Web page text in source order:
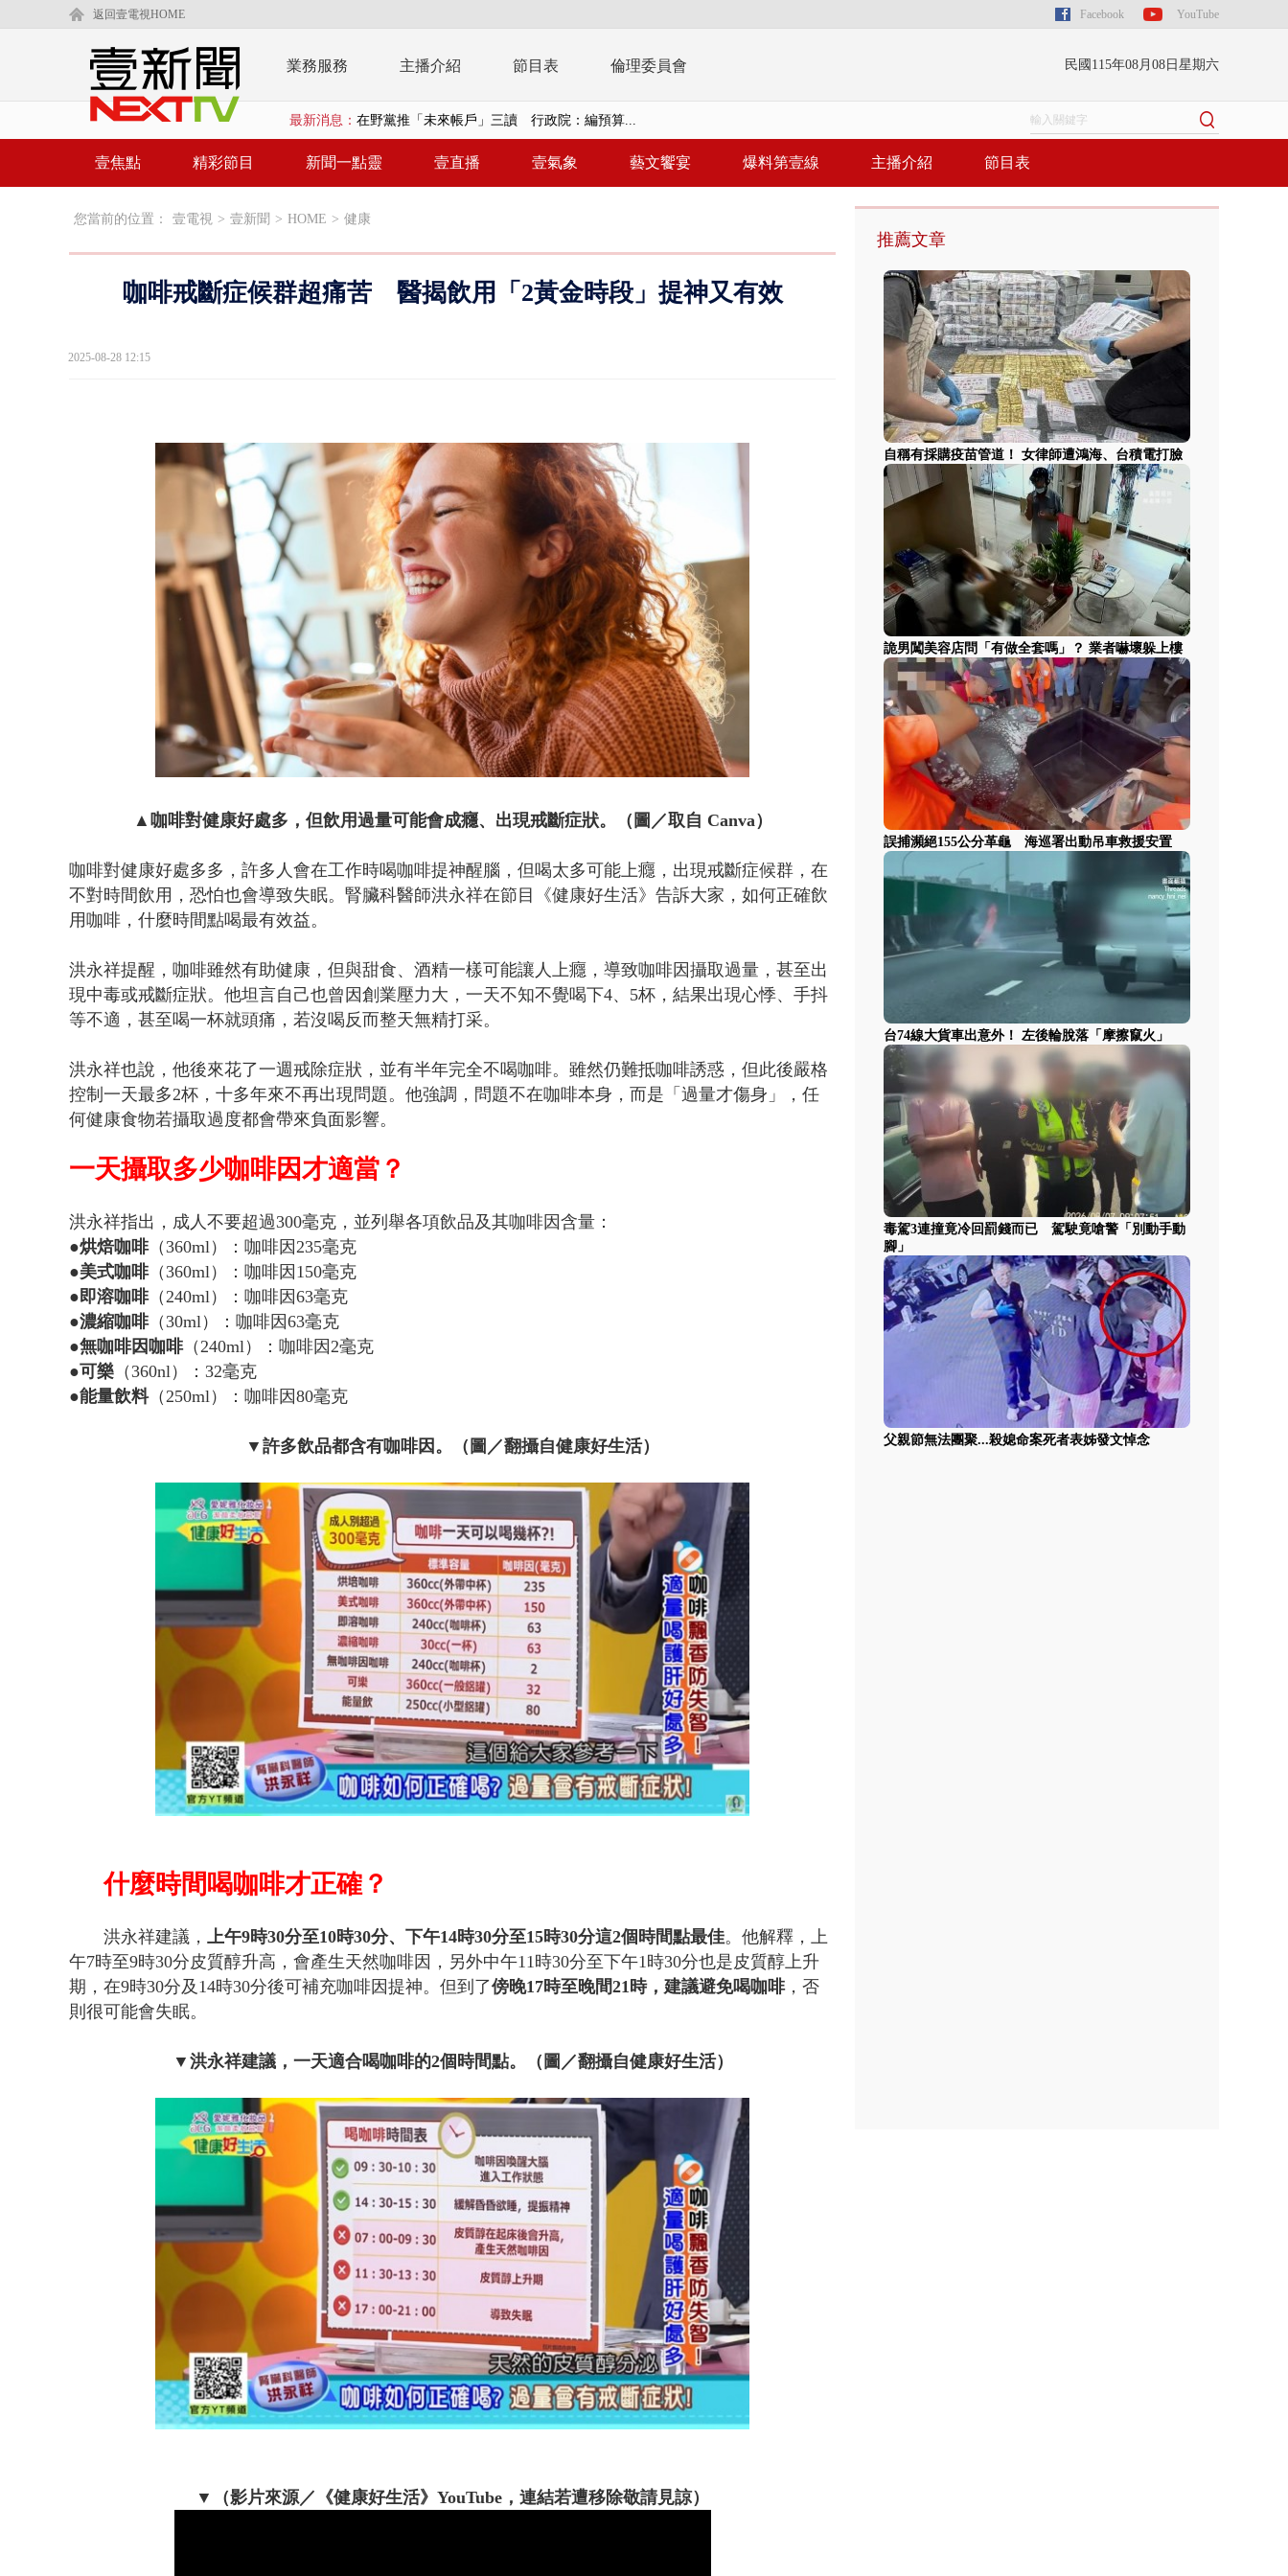
返回壹電視HOME Facebook YouTube
業務服務 主播介紹 節目表 倫理委員會 民國115年08月08日星期六
最新消息： 【新聞一點靈】慈濟遭詐10.6億未提告 網友...
蔣萬安提「南有大安森林公園、北有榮星」周...
壹焦點 精彩節目 新聞一點靈 壹直播 壹氣象 藝文饗宴 爆料第壹線 主播介紹 節目表
您當前的位置： 壹電視 > 壹新聞 > HOME > 健康
咖啡戒斷症候群超痛苦 醫揭飲用「2黃金時段」提神又有效
2025-08-28 12:15
▲咖啡對健康好處多，但飲用過量可能會成癮、出現戒斷症狀。 （圖／取自 Canva）
咖啡對健康好處多多，許多人會在工作時喝咖啡提神醒腦，但喝太多可能上癮，出現戒斷症候群，在
不對時間飲用，恐怕也會導致失眠。腎臟科醫師洪永祥在節目《健康好生活》告訴大家，如何正確飲
用咖啡，什麼時間點喝最有效益。
洪永祥提醒，咖啡雖然有助健康，但與甜食、酒精一樣可能讓人上癮，導致咖啡因攝取過量，甚至出
現中毒或戒斷症狀。他坦言自己也曾因創業壓力大，一天不知不覺喝下4、5杯，結果出現心悸、手抖
等不適，甚至喝一杯就頭痛，若沒喝反而整天無精打采。
洪永祥也說，他後來花了一週戒除症狀，並有半年完全不喝咖啡。雖然仍難抵咖啡誘惑，但此後嚴格
控制一天最多2杯，十多年來不再出現問題。他強調，問題不在咖啡本身，而是「過量才傷身」，任
何健康食物若攝取過度都會帶來負面影響。
一天攝取多少咖啡因才適當？
洪永祥指出，成人不要超過300毫克，並列舉各項飲品及其咖啡因含量：
●烘焙咖啡（360ml）：咖啡因235毫克
●美式咖啡（360ml）：咖啡因150毫克
●即溶咖啡（240ml）：咖啡因63毫克
●濃縮咖啡（30ml）：咖啡因63毫克
●無咖啡因咖啡（240ml）：咖啡因2毫克
●可樂 （360nl）：32毫克
●能量飲料（250ml）：咖啡因80毫克
▼許多飲品都含有咖啡因。（圖／翻攝自健康好生活）
什麼時間喝咖啡才正確？
洪永祥建議， 上午9時30分至10時30分、下午14時30分至15時30分這2個時間點最佳。他解釋，上
午7時至9時30分皮質醇升高，會產生天然咖啡因，另外中午11時30分至下午1時30分也是皮質醇上升
期，在9時30分及14時30分後可補充咖啡因提神。但到了傍晚17時至晚間21時，建議避免喝咖啡，否
則很可能會失眠。
▼洪永祥建議，一天適合喝咖啡的2個時間點。（圖／翻攝自健康好生活）
▼（影片來源／《健康好生活》YouTube，連結若遭移除敬請見諒）
推薦文章
自稱有採購疫苗管道！ 女律師遭鴻海、台積電打臉
詭男闖美容店問「有做全套嗎」？ 業者嚇壞躲上樓
誤捕瀕絕155公分革龜 海巡署出動吊車救援安置
台74線大貨車出意外！ 左後輪脫落「摩擦竄火」
毒駕3連撞竟冷回罰錢而已 駕駛竟嗆警「別動手動
腳」
父親節無法團聚...殺媳命案死者表姊發文悼念